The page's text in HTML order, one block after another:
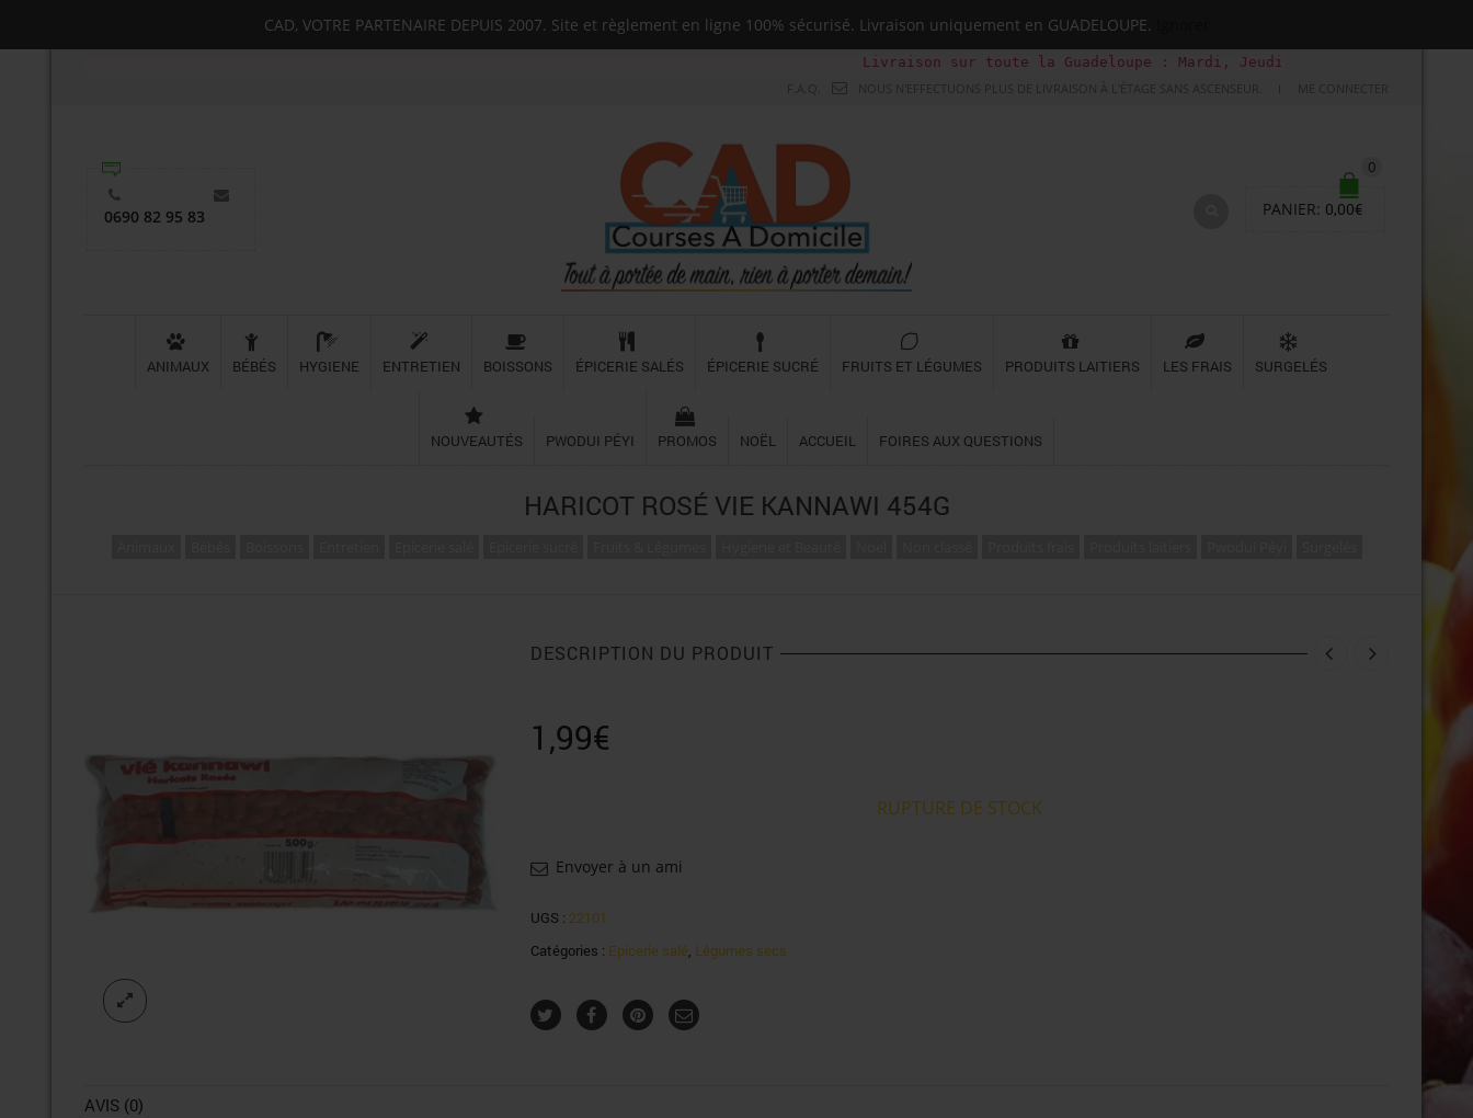
Livraison sur toute la Guadeloupe : Mardi, Jeudi, Samedi (Basse-terre
NOUS N'EFFECTUONS PLUS DE LIVRAISON À L'ÉTAGE SANS ASCENSEUR.
ME CONNECTER
F.A.Q.
0690 82 95 83
0
PANIER: 0,00€
ANIMAUX BÉBÉS HYGIENE ENTRETIEN BOISSONS ÉPICERIE SALÉS ÉPICERIE SUCRÉ FRUITS ET LÉGUMES PRODUITS LAITIERS LES FRAIS SURGELÉS
NOUVEAUTÉS PWODUI PÉYI PROMOS NOËL ACCUEIL FOIRES AUX QUESTIONS
HARICOT ROSÉ VIE KANNAWI 454G
DESCRIPTION DU PRODUIT
1,99€
RUPTURE DE STOCK
Envoyer à un ami
UGS : 22101
Catégories : Epicerie salé, Légumes secs
AVIS (0)
CAD, VOTRE PARTENAIRE DEPUIS 2007. Site et règlement en ligne 100% sécurisé. Livraison uniquement en GUADELOUPE.